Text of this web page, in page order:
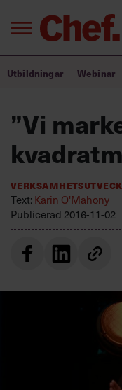
Annonsera
Kontakta oss
Villkor och policy
Bra
Populära
Utbildningar Webinar
”Vi
Text:Karin O'Mahony
Publicerad 2016-11-02